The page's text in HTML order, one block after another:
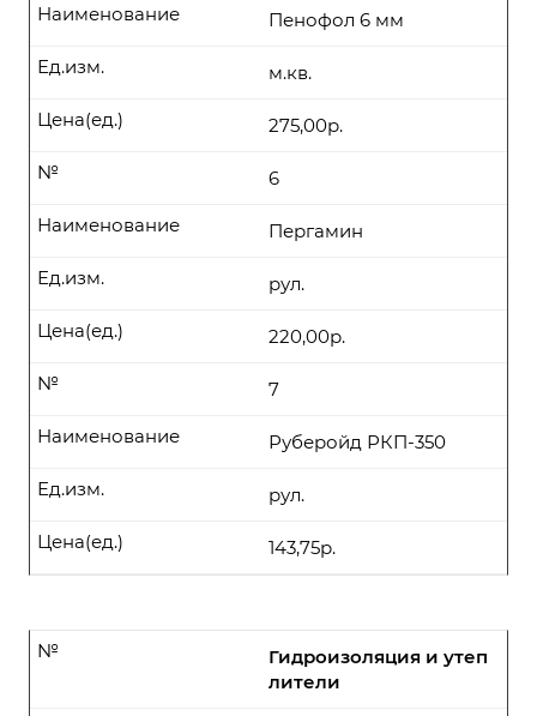
Пенофол 6 мм
Наименование
м.кв.
Ед.изм.
275,00р.
Цена(ед.)
6
№
Пергамин
Наименование
рул.
Ед.изм.
220,00р.
Цена(ед.)
7
№
Руберойд РКП-350
Наименование
рул.
Ед.изм.
143,75р.
Цена(ед.)
Гидроизоляция и утеп
лители
№